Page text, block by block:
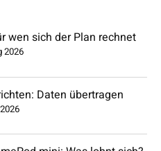
wen sich der Plan rechnet
2026
Daten übertragen